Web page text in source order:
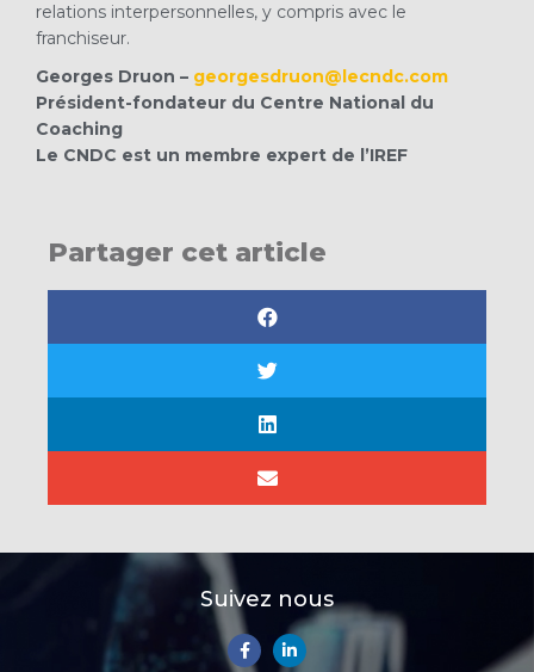
relations interpersonnelles, y compris avec le
franchiseur.
Georges Druon – georgesdruon@lecndc.com
Président-fondateur du Centre National du
Coaching
Le CNDC est un membre expert de l’IREF
Partager cet article
Suivez nous